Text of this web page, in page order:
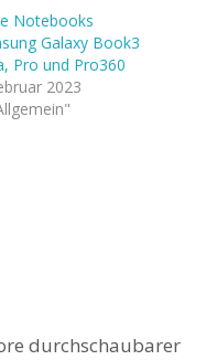
Notebooks
Galaxy Book3
Pro und Pro360
2023
durchschaubarer